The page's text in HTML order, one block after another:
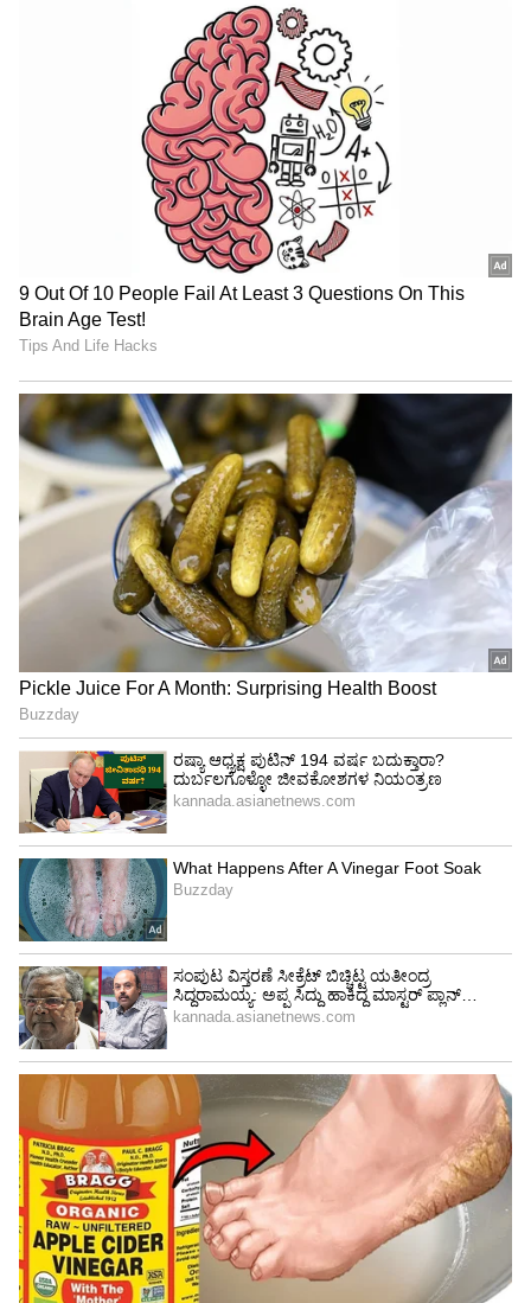
"ರಾಜಕೀಯ ಬೇಡ, ಸಿನಿಮಾನೇ ಪ್ರಾಣ":
ಕನಕೋತ್ಸವದಲ್ಲಿ ರಿಷಬ್ ಶೆಟ್ಟಿ | Rishab
Shetty speech | Suvarna News
ಶೇ.50 ರಿಂದ ಶೇ.18 ಕ್ಕೆ TAX ಇಳಿಕೆ: ಮೋದಿ-
ಟ್ರಂಪ್ ಐತಿಹಾಸಿಕ ಒಪ್ಪಂದ | India US
Trade Deal | Party Rounds